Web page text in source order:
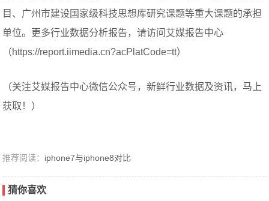
目、广州市建设国家级科技思想库研究课题等重大课题的承担
单位。更多行业数据分析报告，请访问艾媒报告中心
（https://report.iimedia.cn?acPlatCode=tt）
（关注艾媒报告中心微信公众号，新鲜行业数据及资讯，马上
获取！）
推荐阅读： iphone7与iphone8对比
猜你喜欢